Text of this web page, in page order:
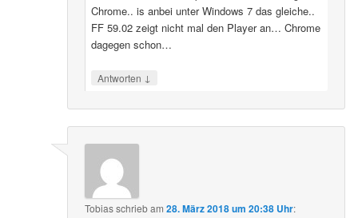
Chrome.. is anbei unter Windows 7 das gleiche..
FF 59.02 zeigt nicht mal den Player an… Chrome
dagegen schon…
Antworten ↓
Tobiasschriebam28. März 2018 um 20:38 Uhr: